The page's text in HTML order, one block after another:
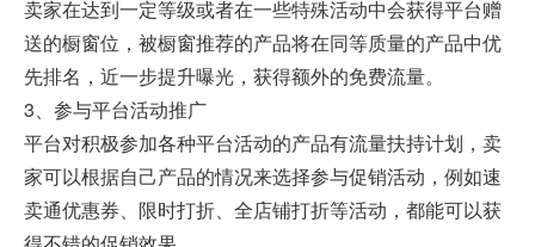
卖家在达到一定等级或者在一些特殊活动中会获得平台赠
送的橱窗位，被橱窗推荐的产品将在同等质量的产品中优
先排名，近一步提升曝光，获得额外的免费流量。
3、参与平台活动推广
平台对积极参加各种平台活动的产品有流量扶持计划，卖
家可以根据自己产品的情况来选择参与促销活动，例如速
卖通优惠券、限时打折、全店铺打折等活动，都能可以获